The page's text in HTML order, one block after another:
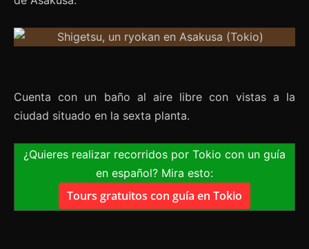
Cuenta con un baño al aire libre con vistas a la
ciudad situado en la sexta planta.
¿Quieres realizar recorridos por Tokio con un guía
en español? Mira esto:
Tours gratuitos con guía en Tokio